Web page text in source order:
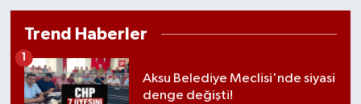
Trend Haberler
Aksu Belediye Meclisi'nde siyasi
denge değişti!
1